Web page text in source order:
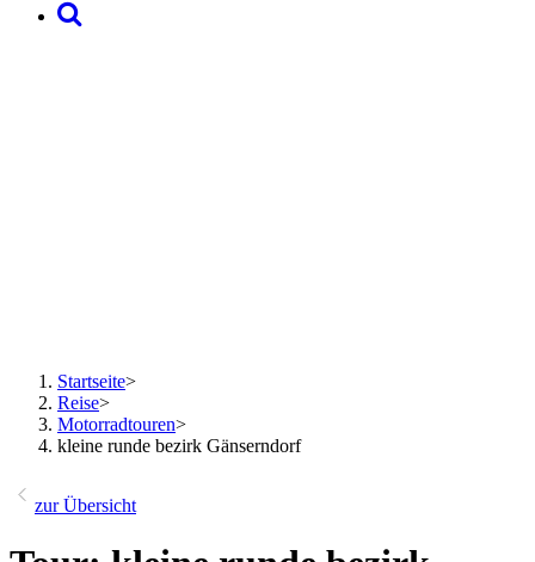
Startseite>
Reise>
Motorradtouren>
kleine runde bezirk Gänserndorf
zur Übersicht